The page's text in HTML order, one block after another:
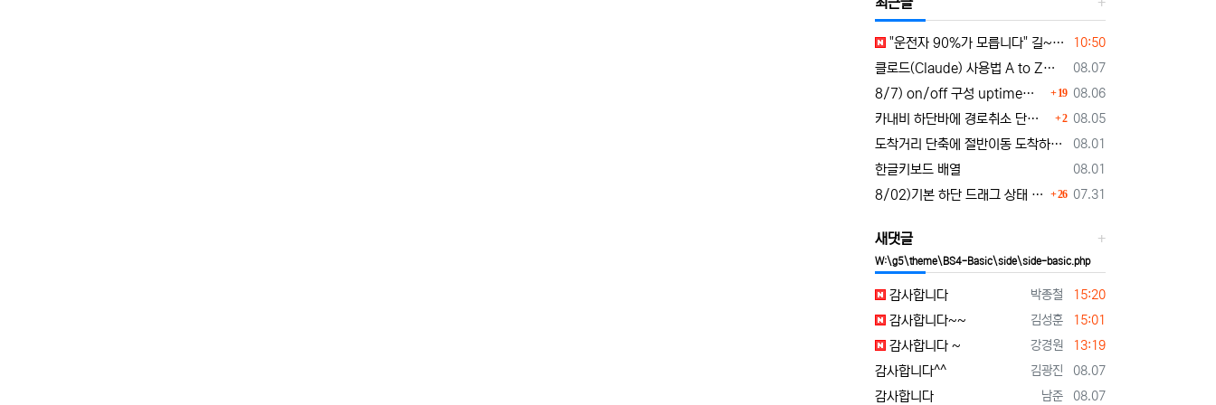
등록일
10:50
"운전자 90%가 모릅니다" 길~게 누르면 작동하는 자동차 숨겨진 꿀기능
등록일
08.07
클로드(Claude) 사용법 A to Z｜가입부터 업무 활용법 VSCODE 연결 까지
등록일
08.06
8/7) on/off 구성 uptime표시로 운행시간표시 🚗최근목적지 바로가기 및 ⛔이전화면이동과 260807
댓글
19
등록일
08.05
카내비 하단바에 경로취소 단축버튼 추가 요청
댓글
2
등록일
08.01
도착거리 단축에 절반이동 도착하기 로드리게스로 5가지를 한 번에 배우세요
등록일
08.01
한글키보드 배열
등록일
07.31
8/02)기본 하단 드래그 상태 시작 기능 carnavi-11-6-0-3944_cargps_260802.apk
댓글
26
새댓글
W:\g5\theme\BS4-Basic\side\side-basic.php
등록자
박종철 등록일
15:20
감사합니다
등록자
김성훈 등록일
15:01
감사합니다~~
등록자
강경원 등록일
13:19
감사합니다 ~
등록자
김광진 등록일
08.07
감사합니다^^
등록자
남준 등록일
08.07
감사합니다